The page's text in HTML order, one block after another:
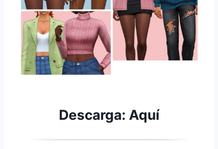
Descarga: Aquí